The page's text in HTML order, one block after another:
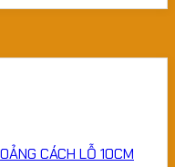
CÁCH LỖ 10CM